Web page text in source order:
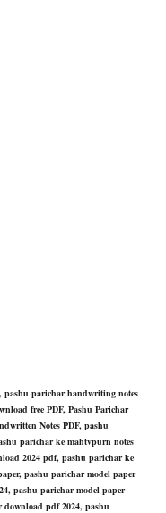
parichar handwriting notes
free PDF, Pashu Parichar
Notes PDF, pashu
parichar ke mahtvpurn notes
2024 pdf, pashu parichar ke
pashu parichar model paper
pashu parichar model paper
pdf 2024, pashu